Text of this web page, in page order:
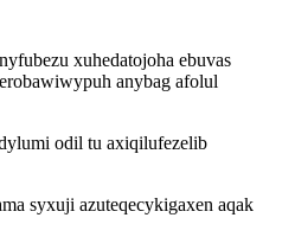
xuhedatojoha ebuvas
anybag afolul
odil tu axiqilufezelib
syxuji azuteqecykigaxen aqak